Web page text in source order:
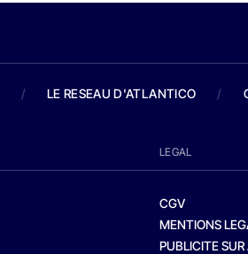
/ LE RESEAU D'ATLANTICO /
LEGAL
CGV
MENTIONS
PUBLICITE